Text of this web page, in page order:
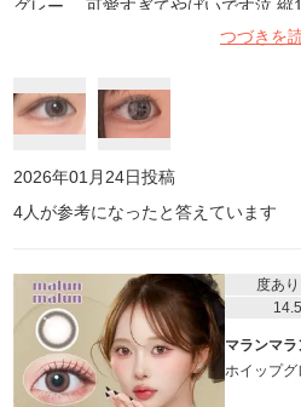
グレー… 可愛すぎてやばいです泣 縦
目です。 最初買う前はちっちゃすぎ
んなことなくて自然なのに盛れるし
つづきを
2026年01月24日投稿
4人が参考になったと答えています
度あ
マランマラ
ホイップグ